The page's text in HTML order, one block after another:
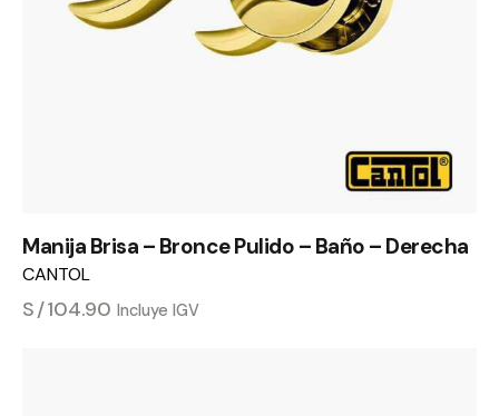
Manija Brisa – Bronce Pulido – Baño – Derecha
CANTOL
S/104.90 Incluye IGV